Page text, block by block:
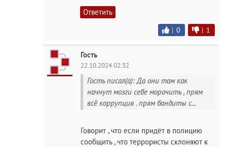
Ответить
| 0 | 1
Гость
22.10.2024 02:32
Гость писал(а): Да они там как
начнут мозги себе морочить , прям
всё коррупция . прям бандиты с...
Говорит , что если придёт в полицию
сообщить , что террористы склоняют к